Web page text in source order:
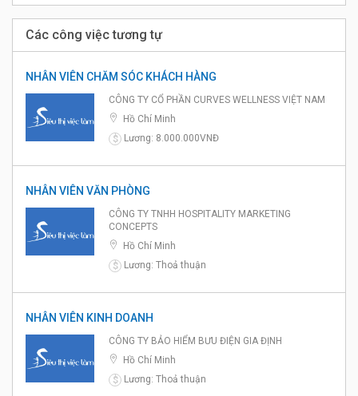
Các công việc tương tự
NHÂN VIÊN CHĂM SÓC KHÁCH HÀNG
CÔNG TY CỔ PHẦN CURVES WELLNESS VIỆT NAM
Hồ Chí Minh
$
Lương: 8.000.000VNĐ
NHÂN VIÊN VĂN PHÒNG
CÔNG TY TNHH HOSPITALITY MARKETING
CONCEPTS
Hồ Chí Minh
$
Lương: Thoả thuận
NHÂN VIÊN KINH DOANH
CÔNG TY BẢO HIỂM BƯU ĐIỆN GIA ĐỊNH
Hồ Chí Minh
$
Lương: Thoả thuận